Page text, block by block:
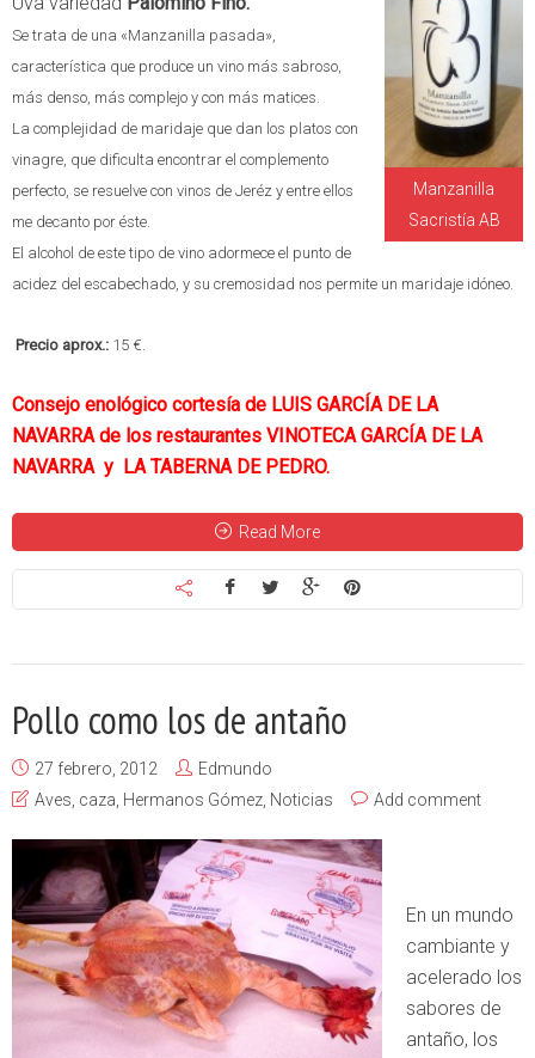
Manzanilla
Sacristía AB
Se trata de una «Manzanilla pasada»,
característica que produce un vino más sabroso,
más denso, más complejo y con más matices.
La complejidad de maridaje que dan los platos con
vinagre, que dificulta encontrar el complemento
perfecto, se resuelve con vinos de Jeréz y entre ellos
me decanto por éste.
El alcohol de este tipo de vino adormece el punto de
acidez del escabechado, y su cremosidad nos permite un maridaje idóneo.
Precio aprox.: 15 €.
Consejo enológico cortesía de LUIS GARCÍA DE LA
NAVARRA de los restaurantes VINOTECA GARCÍA DE LA
NAVARRA y LA TABERNA DE PEDRO.
Read More
Pollo como los de antaño
27 febrero, 2012
Edmundo
Aves, caza, Hermanos Gómez, Noticias Add comment
En un mundo
cambiante y
acelerado los
sabores de
antaño, los